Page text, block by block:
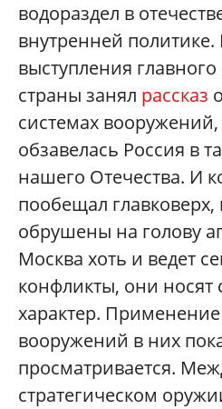
водораздел в
внутренней
выступления
страны занял рассказ
системах
обзавелась Россия в
нашего Отечества. И
пообещал
обрушены на голову
Москва хоть и ведет
конфликты, они носят
характер.
вооружений в них
просматривается.
стратегическом